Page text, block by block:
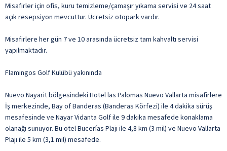
Misafirler için ofis, kuru temizleme/çamaşır yıkama servisi ve 24 saat
açık resepsiyon mevcuttur. Ücretsiz otopark vardır.
Misafirlere her gün 7 ve 10 arasında ücretsiz tam kahvaltı servisi
yapılmaktadır.
Flamingos Golf Kulübü yakınında
Nuevo Nayarit bölgesindeki Hotel las Palomas Nuevo Vallarta misafirlere
İş merkezinde, Bay of Banderas (Banderas Körfezi) ile 4 dakika sürüş
mesafesinde ve Nayar Vidanta Golf ile 9 dakika mesafede konaklama
olanağı sunuyor. Bu otel Bucerías Plajı ile 4,8 km (3 mil) ve Nuevo Vallarta
Plajı ile 5 km (3,1 mil) mesafede.